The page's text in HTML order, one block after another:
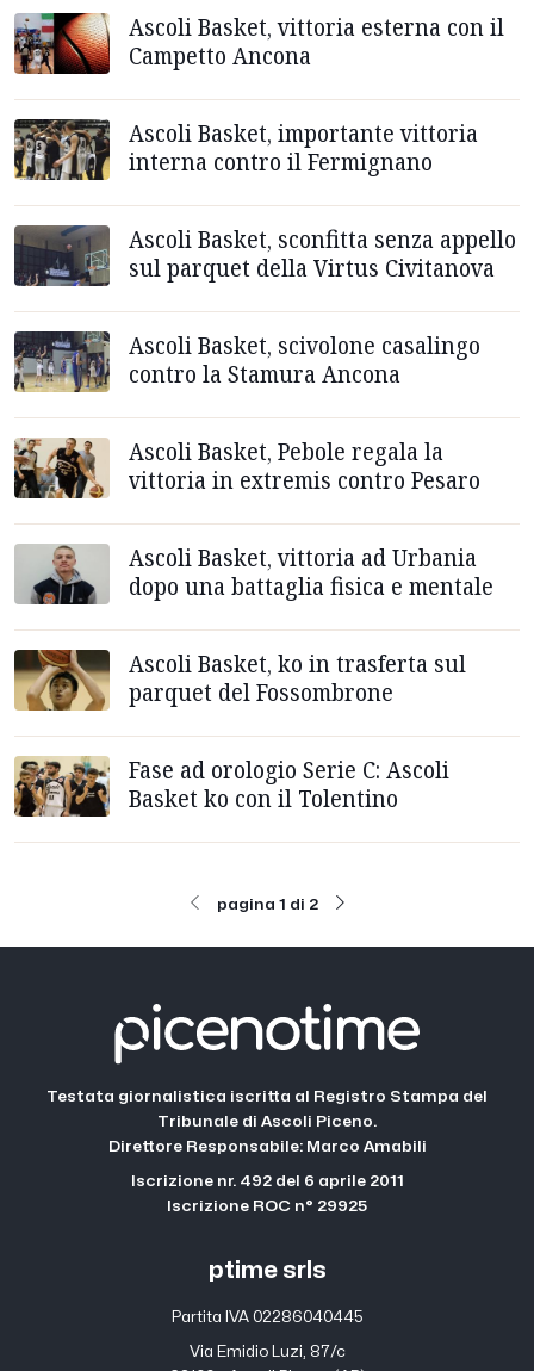
Ascoli Basket, vittoria esterna con il
Campetto Ancona
Ascoli Basket, importante vittoria
interna contro il Fermignano
Ascoli Basket, sconfitta senza appello
sul parquet della Virtus Civitanova
Ascoli Basket, scivolone casalingo
contro la Stamura Ancona
Ascoli Basket, Pebole regala la
vittoria in extremis contro Pesaro
Ascoli Basket, vittoria ad Urbania
dopo una battaglia fisica e mentale
Ascoli Basket, ko in trasferta sul
parquet del Fossombrone
Fase ad orologio Serie C: Ascoli
Basket ko con il Tolentino
pagina 1 di 2
Testata giornalistica iscritta al Registro Stampa del
Tribunale di Ascoli Piceno.
Direttore Responsabile: Marco Amabili
Iscrizione nr. 492 del 6 aprile 2011
Iscrizione ROC n° 29925
ptime srls
Partita IVA 02286040445
Via Emidio Luzi, 87/c